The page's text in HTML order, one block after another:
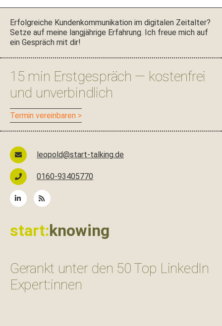
Erfol­gre­iche Kun­denkom­mu­nika­tion im dig­i­tal­en Zeital­ter?
Set­ze auf meine langjährige Erfahrung. Ich freue mich auf
ein Gespräch mit dir!
15 min Erstgespräch — kostenfrei
und unverbindlich
Ter­min vereinbaren >
leopold@start-talking.de
0160-93405770
start:knowing
Gerankt unter den 50 Top LinkedIn
Expert:innen